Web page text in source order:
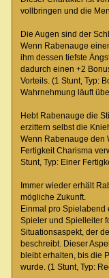
vollbringen und die
Die Augen sind der
Wenn Rabenauge
ihm dessen tiefste
dadurch einen +2
Vorteils. (1 Stunt, Typ:
Wahrnehmung läuft
Hebt Rabenauge die
erzittern selbst die
Wenn Rabenauge den
Fertigkeit Charisma
Stunt, Typ: Einer
Immer wieder erhält
mögliche Zukunft.
Einmal pro Spielabend
Spieler und Spielleiter
Situationsaspekt, der
beschreibt. Dieser
bleibt erhalten, bis die
wurde. (1 Stunt, Typ: